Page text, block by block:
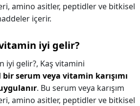
amino asitler, peptidler ve bitkisel
içerir.
iyi gelir?
iyi gelir?, Kaş vitamini
bir serum veya vitamin karışımı
. Bu serum veya karışım
amino asitler, peptidler ve bitkisel